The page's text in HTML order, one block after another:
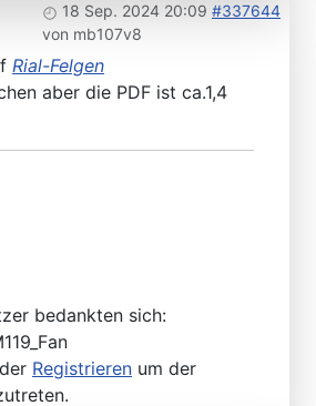
18 Sep. 2024 20:09 #337644
von mb107v8
Rial-Felgen
aber die PDF ist ca.1,4
bedankten sich:
Registrieren um der